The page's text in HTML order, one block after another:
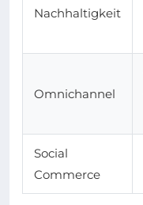
Nachhaltigkeit
Omnichannel
Social
Commerce